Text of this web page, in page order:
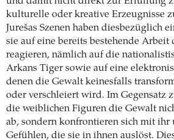
kulturelle oder kreative Erzeugnisse
Jurešas Szenen haben diesbezüglich
sie auf eine bereits bestehende
reagieren, nämlich auf die
Arkans Tiger sowie auf eine
denen die Gewalt keinesfalls
oder verschleiert wird. Im Gegensatz
die weiblichen Figuren die Gewalt
ab, sondern konfrontieren sich mit ihr
Gefühlen, die sie in ihnen auslöst.